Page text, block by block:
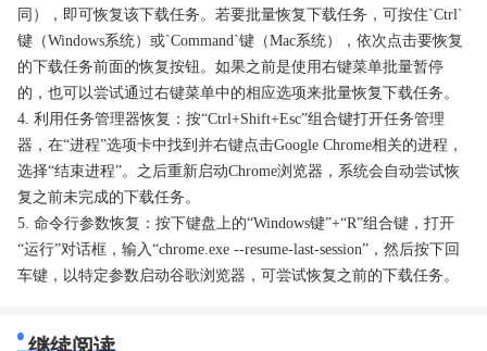
同），即可恢复该下载任务。若要批量恢复下载任务，可按住`Ctrl`
键（Windows系统）或`Command`键（Mac系统），依次点击要恢复
的下载任务前面的恢复按钮。如果之前是使用右键菜单批量暂停
的，也可以尝试通过右键菜单中的相应选项来批量恢复下载任务。
4. 利用任务管理器恢复：按“Ctrl+Shift+Esc”组合键打开任务管理
器，在“进程”选项卡中找到并右键点击Google Chrome相关的进程，
选择“结束进程”。之后重新启动Chrome浏览器，系统会自动尝试恢
复之前未完成的下载任务。
5. 命令行参数恢复：按下键盘上的“Windows键”+“R”组合键，打开
“运行”对话框，输入“chrome.exe --resume-last-session”，然后按下回
车键，以特定参数启动谷歌浏览器，可尝试恢复之前的下载任务。